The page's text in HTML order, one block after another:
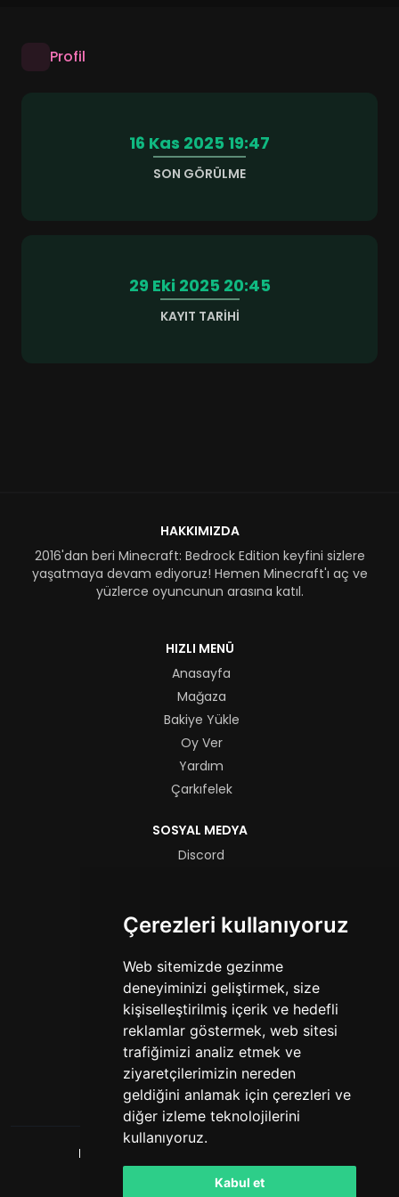
Çerezleri kullanıyoruz
Web sitemizde gezinme
deneyiminizi geliştirmek, size
kişiselleştirilmiş içerik ve hedefli
reklamlar göstermek, web sitesi
trafiğimizi analiz etmek ve
ziyaretçilerimizin nereden
geldiğini anlamak için çerezleri ve
diğer izleme teknolojilerini
kullanıyoruz.
Kabul et
Profil
16 Kas 2025 19:47
SON GÖRÜLME
29 Eki 2025 20:45
KAYIT TARIHI
HAKKIMIZDA
2016'dan beri Minecraft: Bedrock Edition keyfini sizlere
yaşatmaya devam ediyoruz! Hemen Minecraft'ı aç ve
yüzlerce oyuncunun arasına katıl.
HIZLI MENÜ
Anasayfa
Mağaza
Bakiye Yükle
Oy Ver
Yardım
Çarkıfelek
SOSYAL MEDYA
Discord
YouTube
YASAL
Hizmet Şartları
Gizlilik Politikası
FORMLAR
Yetkili Başvurusu
HashCube
Powered byLeaderOS